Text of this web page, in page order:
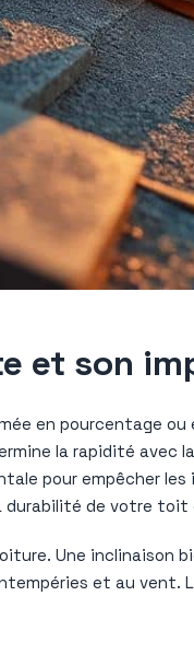
et son
en pourcentage
la rapidité avec
pour empêcher
de votre toit
Une
et au